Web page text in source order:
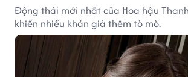
Động thái mới nhất của Hoa hậu
khiến nhiều khán giả thêm tò mò.